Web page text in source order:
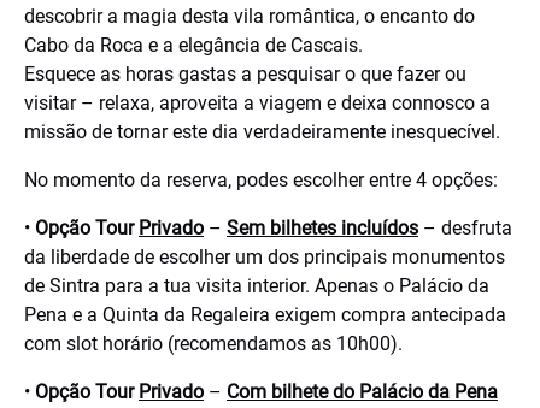
descobrir a magia desta vila romântica, o encanto do
Cabo da Roca e a elegância de Cascais.
Esquece as horas gastas a pesquisar o que fazer ou
visitar – relaxa, aproveita a viagem e deixa connosco a
missão de tornar este dia verdadeiramente inesquecível.
No momento da reserva, podes escolher entre 4 opções:
• Opção Tour Privado – Sem bilhetes incluídos – desfruta
da liberdade de escolher um dos principais monumentos
de Sintra para a tua visita interior. Apenas o Palácio da
Pena e a Quinta da Regaleira exigem compra antecipada
com slot horário (recomendamos as 10h00).
• Opção Tour Privado – Com bilhete do Palácio da Pena